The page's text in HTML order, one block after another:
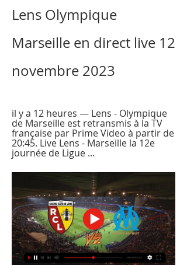
Lens Olympique
Marseille en direct live 12
novembre 2023
il y a 12 heures — Lens - Olympique
de Marseille est retransmis à la TV
française par Prime Video à partir de
20:45. Live Lens - Marseille la 12e
journée de Ligue ...